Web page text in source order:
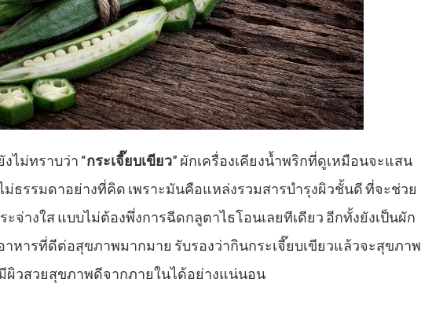
ไม่ทราบว่า “กระเจี๊ยบเขียว” ผักเครื่องเคียงน้ำพริกที่ดูเหมือนจะแสน
ธรรมดาอย่างที่คิด เพราะมันคือแหล่งรวมสารบำรุงผิวชั้นดี ที่จะช่วย
ะจ่างใส แบบไม่ต้องพึ่งการฉีดกลูตาไธโอนเลยทีเดียว อีกทั้งยังเป็นผัก
หารที่ดีต่อสุขภาพมากมาย รับรองว่ากินกระเจี๊ยบเขียวแล้วจะสุขภาพ
ผิวสวยสุขภาพดีจากภายในได้อย่างแน่นอน